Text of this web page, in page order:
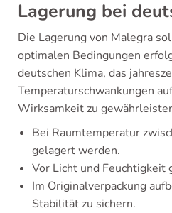
Lagerung bei
Die Lagerung von Malegra
optimalen Bedingungen
deutschen Klima, das
Temperaturschwankungen
Wirksamkeit zu
Bei Raumtemperatur
gelagert werden.
Vor Licht und Feuchtigkeit
Im Originalverpackung
Stabilität zu sichern.